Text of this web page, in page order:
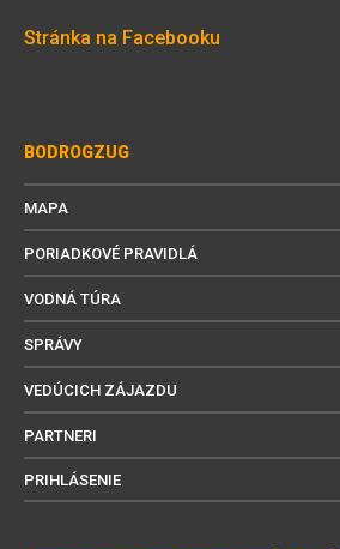
Stránka na Facebooku
BODROGZUG
MAPA
PORIADKOVÉ PRAVIDLÁ
VODNÁ TÚRA
SPRÁVY
VEDÚCICH ZÁJAZDU
PARTNERI
PRIHLÁSENIE